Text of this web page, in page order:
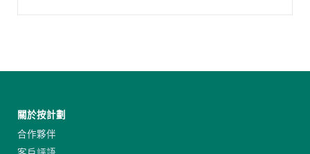
關於按計劃
合作夥伴